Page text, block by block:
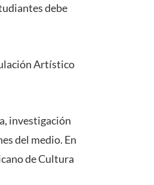
debe
Artístico
investigación
del medio. En
de Cultura